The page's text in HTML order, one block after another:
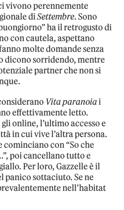
vivono perennemente
diSettembre. Sono
ha il retrogusto di
con cautela, aspettano
molte domande senza
dicono sorridendo, mentre
partner che non si
Vita paranoiai
effettivamente letto.
online, l’ultimo accesso e
in cui vive l’altra persona.
cominciano con “So che
poi cancellano tutto e
Per loro, Gazzelle è il
sottaciuto. Se ne
nell’habitat